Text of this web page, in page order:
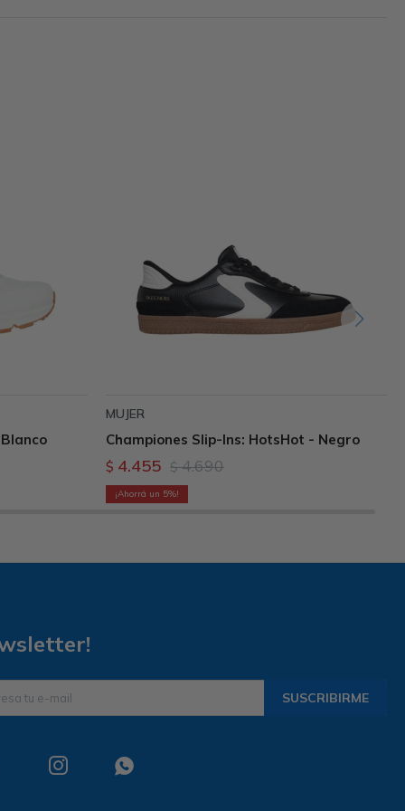
MUJER
Championes Slip-Ins: HotsHot - Negro
$ 4.455 $ 4.690
5
SUSCRIBIRME
 